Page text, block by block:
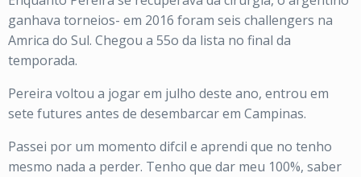
ganhava torneios- em 2016 foram seis challengers na
Amrica do Sul. Chegou a 55o da lista no final da
temporada.
Pereira voltou a jogar em julho deste ano, entrou em
sete futures antes de desembarcar em Campinas.
Passei por um momento difcil e aprendi que no tenho
mesmo nada a perder. Tenho que dar meu 100%, saber